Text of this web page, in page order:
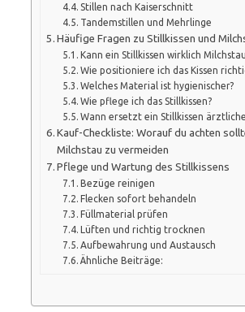
Stillen nach Kaiserschnitt
Tandemstillen und Mehrlinge
Häufige Fragen zu Stillkissen und
Kann ein Stillkissen wirklich
Wie positioniere ich das Kissen
Welches Material ist hygienischer?
Wie pflege ich das Stillkissen?
Wann ersetzt ein Stillkissen
Kauf-Checkliste: Worauf du achten
Milchstau zu vermeiden
Pflege und Wartung des Stillkissens
Bezüge reinigen
Flecken sofort behandeln
Füllmaterial prüfen
Lüften und richtig trocknen
Aufbewahrung und Austausch
Ähnliche Beiträge: